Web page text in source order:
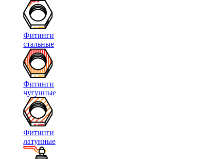
Фитинги
стальные
Фитинги
чугунные
Фитинги
латунные